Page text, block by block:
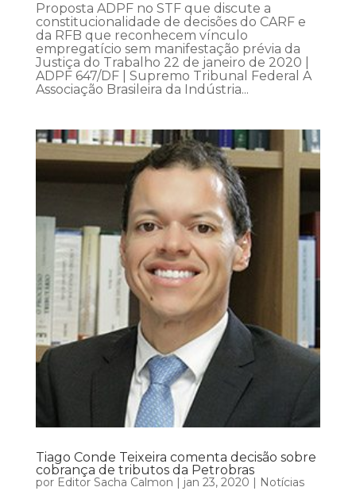
Proposta ADPF no STF que discute a
constitucionalidade de decisões do CARF e
da RFB que reconhecem vínculo
empregatício sem manifestação prévia da
Justiça do Trabalho 22 de janeiro de 2020 |
ADPF 647/DF | Supremo Tribunal Federal A
Associação Brasileira da Indústria...
Tiago Conde Teixeira comenta decisão sobre
cobrança de tributos da Petrobras
por Editor Sacha Calmon | jan 23, 2020 | Notícias